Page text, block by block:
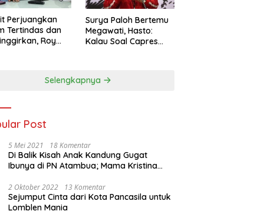
Perjuangkan
Tertindas dan
Roy
Surya Paloh Bertemu
Megawati, Hasto:
Kalau Soal Capres
Selengkapnya
Post
5 Mei 2021 18 Komentar
Di Balik Kisah Anak Kandung Gugat
Ibunya di PN Atambua; Mama Kristina
2 Oktober 2022 13 Komentar
Sejumput Cinta dari Kota Pancasila untuk
Lomblen Mania